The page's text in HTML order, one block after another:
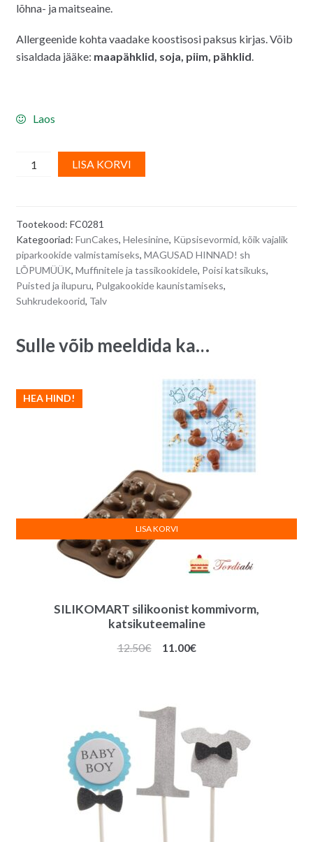
lõhna- ja maitseaine.
Allergeenide kohta vaadake koostisosi paksus kirjas. Võib
sisaldada jääke: maapähklid, soja, piim, pähklid.
Laos
FunCakes
suhkrupuiste/
LIGHT
BLUE,
70
g
quantity
LISA KORVI
t
e
:
Tootekood: FC0281
Kategooriad: FunCakes, Helesinine, Küpsisevormid, kõik vajalik
piparkookide valmistamiseks, MAGUSAD HINNAD! sh
LÕPUMÜÜK, Muffinitele ja tassikookidele, Poisi katsikuks,
Puisted ja ilupuru, Pulgakookide kaunistamiseks,
Suhkrudekoorid, Talv
Sulle võib meeldida ka…
SILIKOMART silikoonist kommivorm,
katsikuteemaline
HEA HIND!
12.50€
Algne
11.00€Praegune
LISA KORVI